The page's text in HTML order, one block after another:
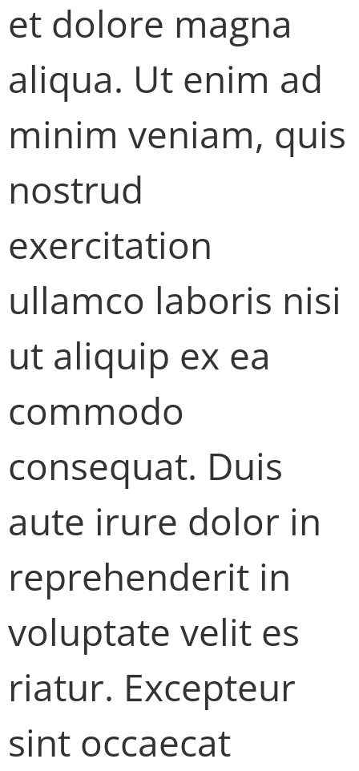
et dolore magna
aliqua. Ut enim ad
minim veniam, quis
nostrud
exercitation
ullamco laboris nisi
ut aliquip ex ea
commodo
consequat. Duis
aute irure dolor in
reprehenderit in
voluptate velit es
riatur. Excepteur
sint occaecat